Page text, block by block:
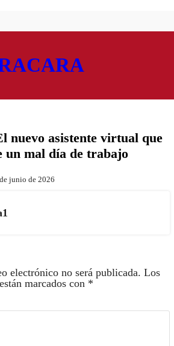
nuevo asistente virtual que
un mal día de trabajo
junio de 2026
electrónico no será publicada. Los
marcados con *